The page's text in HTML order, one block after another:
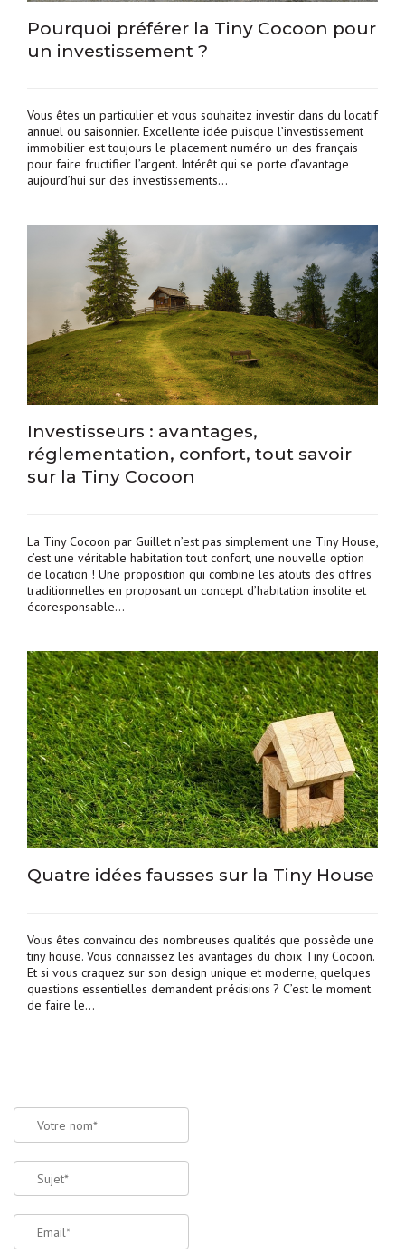
Pourquoi préférer la Tiny Cocoon pour
un investissement ?
Vous êtes un particulier et vous souhaitez investir dans du locatif
annuel ou saisonnier. Excellente idée puisque l’investissement
immobilier est toujours le placement numéro un des français
pour faire fructifier l’argent. Intérêt qui se porte d’avantage
aujourd’hui sur des investissements…
Investisseurs : avantages,
réglementation, confort, tout savoir
sur la Tiny Cocoon
La Tiny Cocoon par Guillet n’est pas simplement une Tiny House,
c’est une véritable habitation tout confort, une nouvelle option
de location ! Une proposition qui combine les atouts des offres
traditionnelles en proposant un concept d’habitation insolite et
écoresponsable…
Quatre idées fausses sur la Tiny House
Vous êtes convaincu des nombreuses qualités que possède une
tiny house. Vous connaissez les avantages du choix Tiny Cocoon.
Et si vous craquez sur son design unique et moderne, quelques
questions essentielles demandent précisions ? C’est le moment
de faire le…